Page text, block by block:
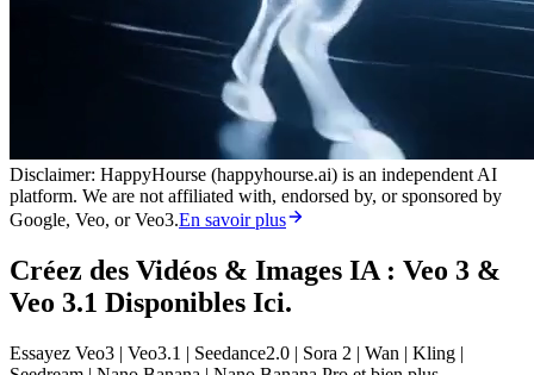
Disclaimer: HappyHourse (happyhourse.ai) is an independent AI
platform. We are not affiliated with, endorsed by, or sponsored by
Google, Veo, or Veo3.En savoir plus
Créez des Vidéos & Images IA : Veo 3 &
Veo 3.1 Disponibles Ici.
Essayez Veo3 | Veo3.1 | Seedance2.0 | Sora 2 | Wan | Kling |